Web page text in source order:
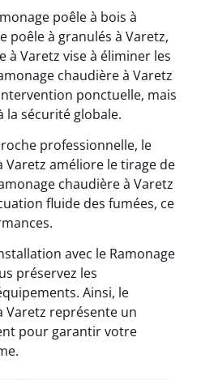
poêle à bois à
poêle à granulés à Varetz,
à Varetz vise à éliminer les
chaudière à Varetz
ponctuelle, mais
la sécurité globale.
professionnelle, le
Varetz améliore le tirage de
chaudière à Varetz
fluide des fumées, ce
avec le Ramonage
préservez les
Ainsi, le
Varetz représente un
pour garantir votre